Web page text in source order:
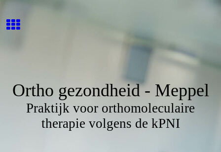
Ortho gezondheid - Meppel
Praktijk voor orthomoleculaire
therapie volgens de kPNI